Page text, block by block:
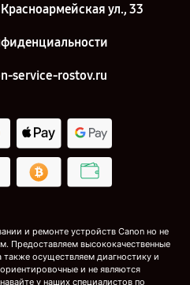
ул., 33
service-rostov.ru
и ремонте устройств Canon но не
Предоставляем высококачественные
также осуществляем диагностику и
и не являются
у наших специалистов по